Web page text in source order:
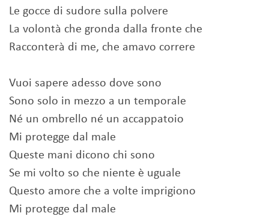
Le gocce di sudore sulla polvere
La volontà che gronda dalla fronte che
Racconterà di me, che amavo correre
Vuoi sapere adesso dove sono
Sono solo in mezzo a un temporale
Né un ombrello né un accappatoio
Mi protegge dal male
Queste mani dicono chi sono
Se mi volto so che niente è uguale
Questo amore che a volte imprigiono
Mi protegge dal male